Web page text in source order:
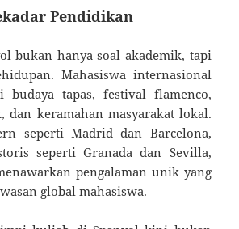
Pendidikan
bukan hanya soal akademik, tapi
Mahasiswa internasional
budaya tapas, festival flamenco,
dan keramahan masyarakat lokal.
seperti Madrid dan Barcelona,
seperti Granada dan Sevilla,
pengalaman unik yang
global mahasiswa.